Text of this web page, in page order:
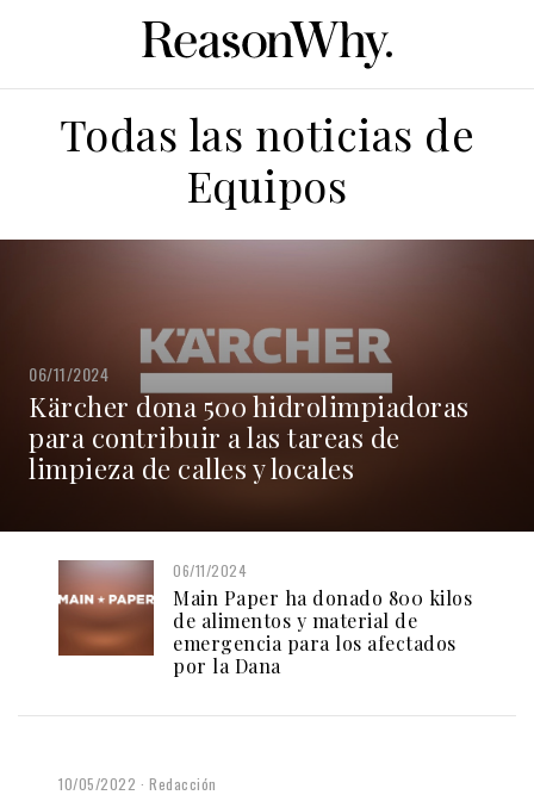
Todas las noticias de
Equipos
06/11/2024
Kärcher dona 500 hidrolimpiadoras
para contribuir a las tareas de
limpieza de calles y locales
06/11/2024
Main Paper ha donado 800 kilos
de alimentos y material de
emergencia para los afectados
por la Dana
10/05/2022 Redacción